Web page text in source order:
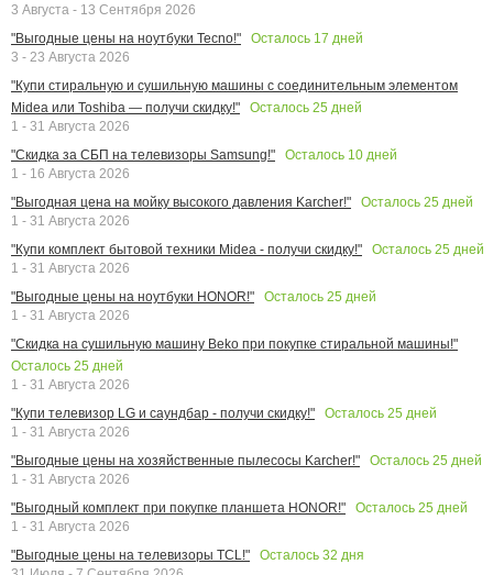
3 Августа - 13 Сентября 2026
"Выгодные цены на ноутбуки Tecno!"
Осталось 17 дней
3 - 23 Августа 2026
"Купи стиральную и сушильную машины с соединительным элементом
Midea или Toshiba — получи скидку!"
Осталось 25 дней
1 - 31 Августа 2026
"Скидка за СБП на телевизоры Samsung!"
Осталось 10 дней
1 - 16 Августа 2026
"Выгодная цена на мойку высокого давления Karcher!"
Осталось 25 дней
1 - 31 Августа 2026
"Купи комплект бытовой техники Midea - получи скидку!"
Осталось 25 дней
1 - 31 Августа 2026
"Выгодные цены на ноутбуки HONOR!"
Осталось 25 дней
1 - 31 Августа 2026
"Скидка на сушильную машину Beko при покупке стиральной машины!"
Осталось 25 дней
1 - 31 Августа 2026
"Купи телевизор LG и саундбар - получи скидку!"
Осталось 25 дней
1 - 31 Августа 2026
"Выгодные цены на хозяйственные пылесосы Karcher!"
Осталось 25 дней
1 - 31 Августа 2026
"Выгодный комплект при покупке планшета HONOR!"
Осталось 25 дней
1 - 31 Августа 2026
"Выгодные цены на телевизоры TCL!"
Осталось 32 дня